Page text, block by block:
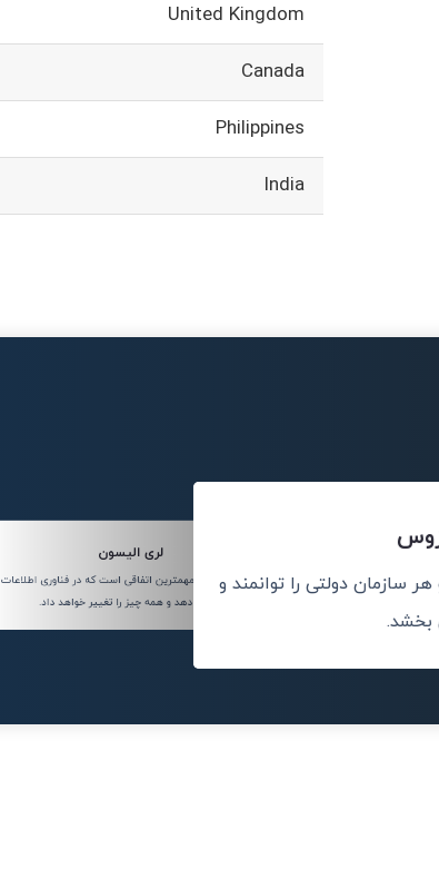
United Kingdom
Canada
Philippines
India
دولتی را توانمند و
بخشد.
لری الیسون
هوش مصنوعی مهمترین اتفاقی است که در فناوری اطلاعات
رخ می دهد و همه چیز را تغییر خواهد داد.